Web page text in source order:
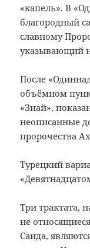
«капель». В
благородный
славному
указывающий
После
объёмном
«Знай»,
неописанные
пророчества
Турецкий
Три трактата,
не
Саида,